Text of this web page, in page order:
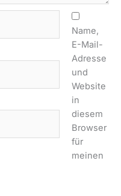
Name,
E-Mail-
Adresse
und
Website
in
diesem
Browser
für
meinen